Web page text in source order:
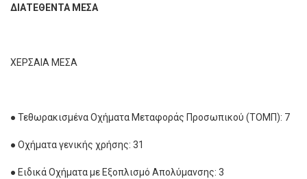
ΔΙΑΤΕΘΕΝΤΑ ΜΕΣΑ
ΧΕΡΣΑΙΑ ΜΕΣΑ
● Τεθωρακισμένα Οχήματα Μεταφοράς Προσωπικού (ΤΟΜΠ): 7
● Οχήματα γενικής χρήσης: 31
● Ειδικά Οχήματα με Εξοπλισμό Απολύμανσης: 3